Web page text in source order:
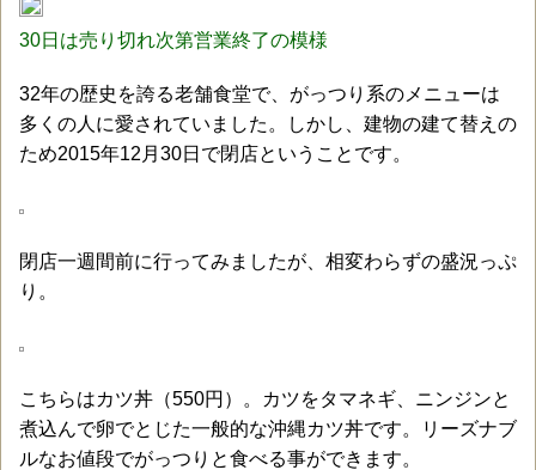
30日は売り切れ次第営業終了の模様
32年の歴史を誇る老舗食堂で、がっつり系のメニューは
多くの人に愛されていました。しかし、建物の建て替えの
ため2015年12月30日で閉店ということです。
閉店一週間前に行ってみましたが、相変わらずの盛況っぷ
り。
こちらはカツ丼（550円）。カツをタマネギ、ニンジンと
煮込んで卵でとじた一般的な沖縄カツ丼です。リーズナブ
ルなお値段でがっつりと食べる事ができます。